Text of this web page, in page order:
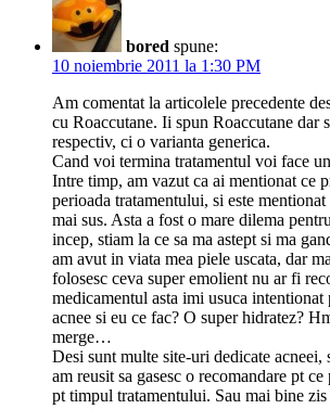
bored spune:
10 noiembrie 2011 la 1:30 PM
Am comentat la articolele precedente
cu Roaccutane. Ii spun Roaccutane dar
respectiv, ci o varianta generica.
Cand voi termina tratamentul voi face
Intre timp, am vazut ca ai mentionat ce
perioada tratamentului, si este
mai sus. Asta a fost o mare dilema
incep, stiam la ce sa ma astept si ma
am avut in viata mea piele uscata, dar
folosesc ceva super emolient nu ar fi
medicamentul asta imi usuca intentionat
acnee si eu ce fac? O super hidratez?
merge…
Desi sunt multe site-uri dedicate
am reusit sa gasesc o recomandare pt
pt timpul tratamentului. Sau mai bine zis